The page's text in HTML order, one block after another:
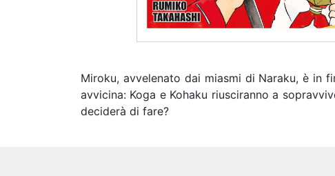
Miroku, avvelenato dai miasmi di Naraku, è in
avvicina: Koga e Kohaku riusciranno a
deciderà di fare?